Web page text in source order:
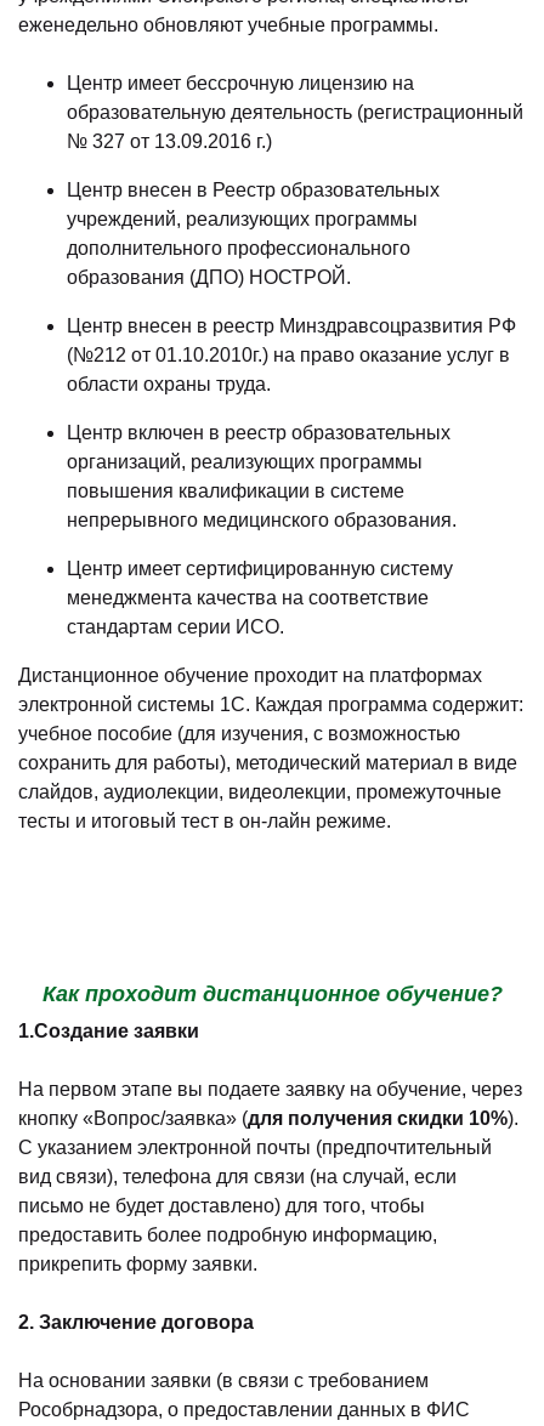
еженедельно обновляют учебные программы.
Центр имеет бессрочную лицензию на
образовательную деятельность (регистрационный
№ 327 от 13.09.2016 г.)
Центр внесен в Реестр образовательных
учреждений, реализующих программы
дополнительного профессионального
образования (ДПО) НОСТРОЙ.
Центр внесен в реестр Минздравсоцразвития РФ
(№212 от 01.10.2010г.) на право оказание услуг в
области охраны труда.
Центр включен в реестр образовательных
организаций, реализующих программы
повышения квалификации в системе
непрерывного медицинского образования.
Центр имеет сертифицированную систему
менеджмента качества на соответствие
стандартам серии ИСО.
Дистанционное обучение проходит на платформах
электронной системы 1С. Каждая программа содержит:
учебное пособие (для изучения, с возможностью
сохранить для работы), методический материал в виде
слайдов, аудиолекции, видеолекции, промежуточные
тесты и итоговый тест в он-лайн режиме.
Как проходит дистанционное обучение?
1.Создание заявки
На первом этапе вы подаете заявку на обучение, через
кнопку «Вопрос/заявка» (для получения скидки 10%).
С указанием электронной почты (предпочтительный
вид связи), телефона для связи (на случай, если
письмо не будет доставлено) для того, чтобы
предоставить более подробную информацию,
прикрепить форму заявки.
2. Заключение договора
На основании заявки (в связи с требованием
Рособрнадзора, о предоставлении данных в ФИС